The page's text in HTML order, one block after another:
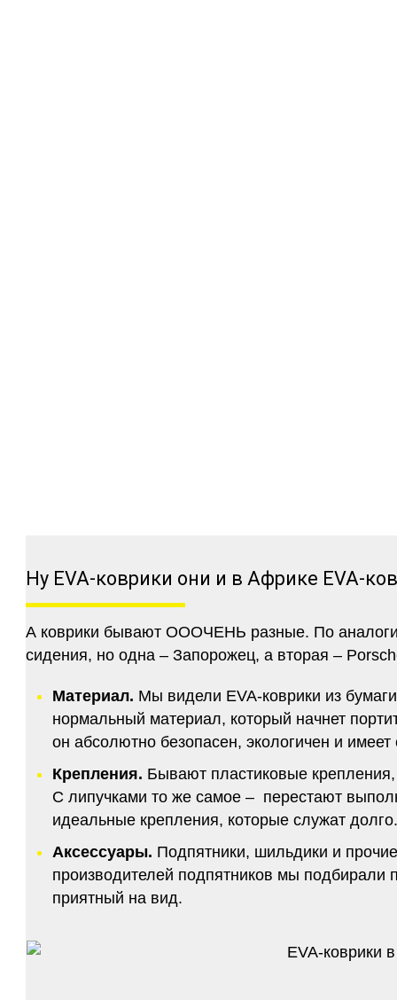
Ну EVA-коврики они и в Африке EVA-
А коврики бывают ОООЧЕНЬ разные. По
сидения, но одна – Запорожец, а вторая –
Материал. Мы видели EVA-коврики из
нормальный материал, который начнет
он абсолютно безопасен, экологичен и
Крепления. Бывают пластиковые
С липучками то же самое – перестают
идеальные крепления, которые служат
Аксессуары. Подпятники, шильдики и
производителей подпятников мы подбирали
приятный на вид.